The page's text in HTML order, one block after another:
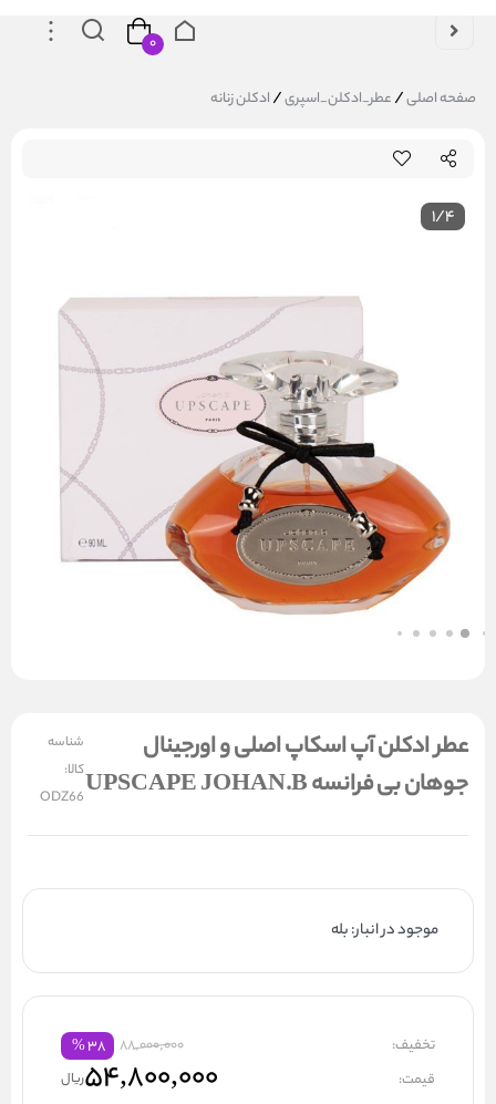
۰
صفحه اصلی/عطر_ادکلن_اسپری/ادکلن زنانه
عطر ادکلن آپ اسکاپ اصلی و اورجینال
جوهان بی فرانسه UPSCAPE JOHAN.B
شناسه
کالا:
ODZ66
موجود در انبار: بله
تخفیف: 88,000,000 ۳۸%
قیمت:
۵۴,۸۰۰,۰۰۰ریال